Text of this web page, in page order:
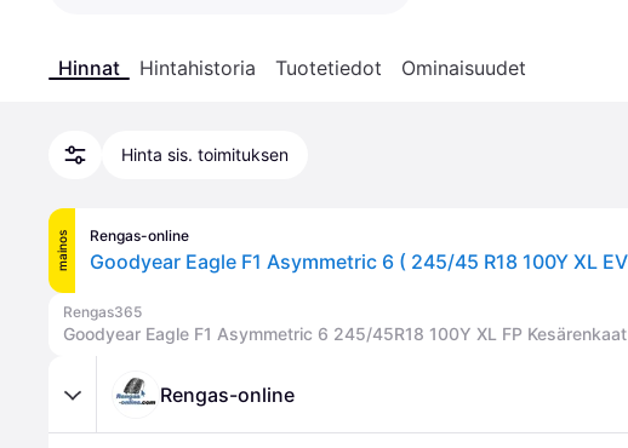
Hinnat Hintahistoria Tuotetiedot Ominaisuudet
Hinta sis. toimituksen
mainos Rengas-online
Rengas365
Goodyear Eagle F1 Asymmetric 6 245/45R18 100Y XL FP Kesärenkaat
Rengas-online